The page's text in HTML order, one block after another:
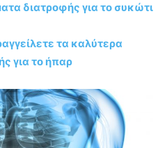
διατροφής για το συκώτι
τα καλύτερα
για το ήπαρ